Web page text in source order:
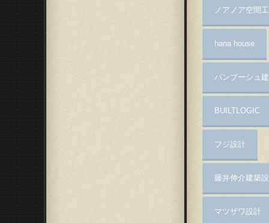
ノアノア空間
hana house
バンブーシュ
BUILTLOGIC
フジ設計
藤井伸介建築
マツザワ設計